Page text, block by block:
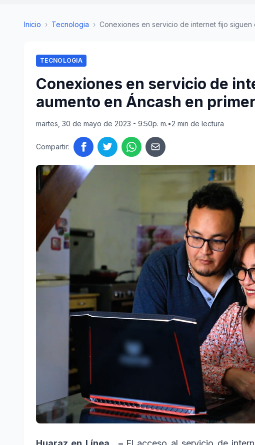
Inicio › Tecnologia › Conexiones en servicio de internet fijo siguen
TECNOLOGIA
Conexiones en servicio de
aumento en Áncash en
martes, 30 de mayo de 2023 - 9:50p. m.•2 min de lectura
Compartir: